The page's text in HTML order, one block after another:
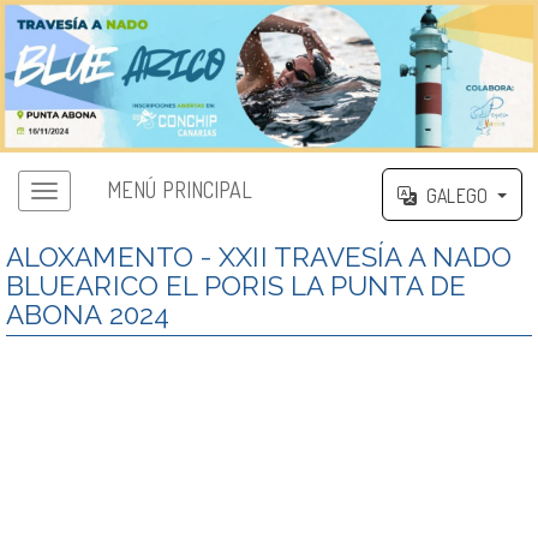
MENÚ PRINCIPAL GALEGO
ALOXAMENTO - XXII TRAVESÍA A NADO
BLUEARICO EL PORIS LA PUNTA DE
ABONA 2024